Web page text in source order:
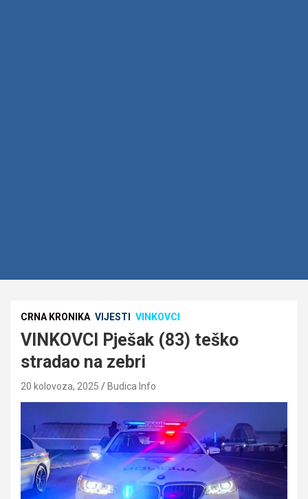
CRNA KRONIKA VIJESTI VINKOVCI
VINKOVCI Pješak (83) teško
stradao na zebri
20 kolovoza, 2025 Budica Info